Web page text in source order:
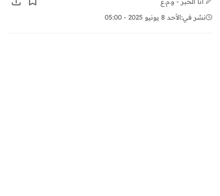
نشر في:الأحد 8 يونيو 2025 - 05:00